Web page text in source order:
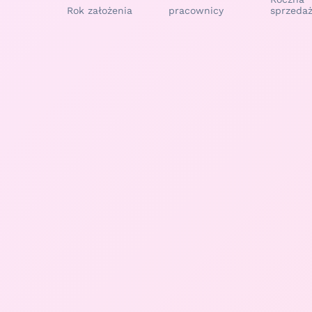
Rok założenia pracownicy
sprzedaż